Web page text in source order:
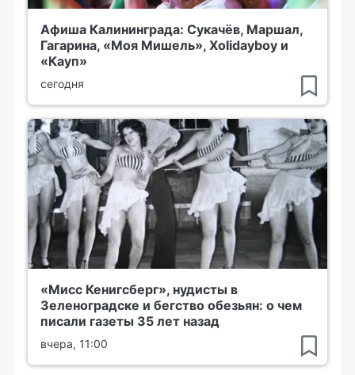
Афиша Калининграда: Сукачёв, Маршал,
Гагарина, «Моя Мишель», Xolidayboy и
«Кауп»
сегодня
«Мисс Кенигсберг», нудисты в
Зеленоградске и бегство обезьян: о чем
писали газеты 35 лет назад
вчера, 11:00